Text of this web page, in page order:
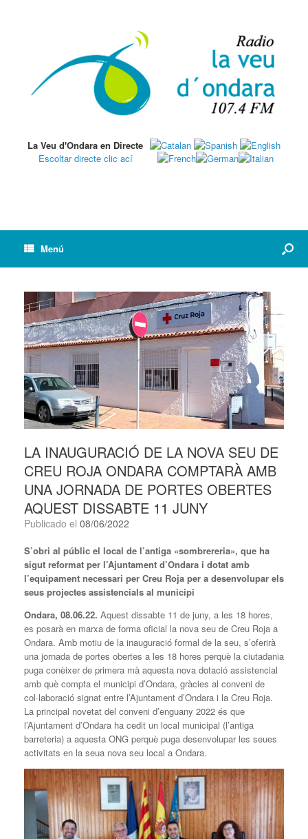
La Veu d'Ondara en Directe
Escoltar directe clic ací
Menú
LA INAUGURACIÓ DE LA NOVA SEU DE
CREU ROJA ONDARA COMPTARÀ AMB
UNA JORNADA DE PORTES OBERTES
AQUEST DISSABTE 11 JUNY
Publicado el 08/06/2022
S’obri al públic el local de l’antiga «sombrereria», que ha
sigut reformat per l’Ajuntament d’Ondara i dotat amb
l’equipament necessari per Creu Roja per a desenvolupar els
seus projectes assistencials al municipi
Ondara, 08.06.22. Aquest dissabte 11 de juny, a les 18 hores,
es posarà en marxa de forma oficial la nova seu de Creu Roja a
Ondara. Amb motiu de la inauguració formal de la seu, s’oferirà
una jornada de portes obertes a les 18 hores perquè la ciutadania
puga conèixer de primera mà aquesta nova dotació assistencial
amb què compta el municipi d’Ondara, gràcies al conveni de
col·laboració signat entre l’Ajuntament d’Ondara i la Creu Roja.
La principal novetat del conveni d’enguany 2022 és que
l’Ajuntament d’Ondara ha cedit un local municipal (l’antiga
barreteria) a aquesta ONG perquè puga desenvolupar les seues
activitats en la seua nova seu local a Ondara.